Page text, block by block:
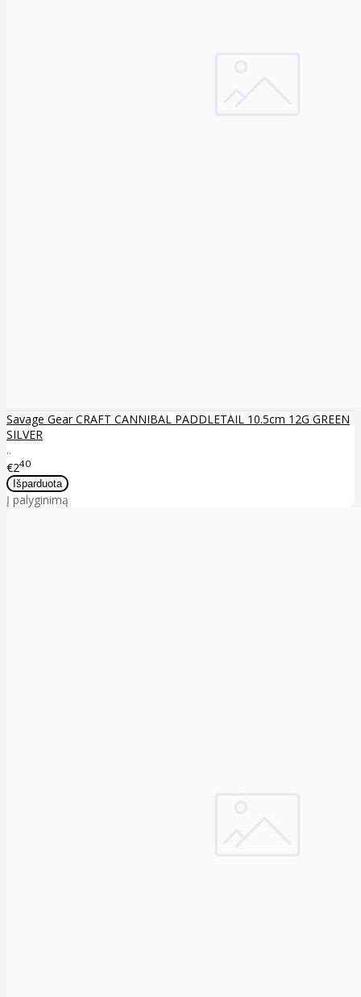
Savage Gear CRAFT CANNIBAL PADDLETAIL 10.5cm 12G GREEN
SILVER
..
€240
Į palyginimą